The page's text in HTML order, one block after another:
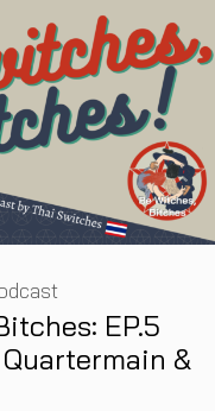
EP.5
&